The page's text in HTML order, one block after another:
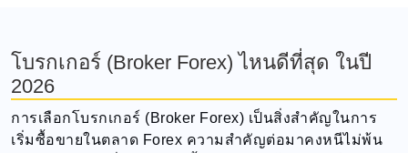
โบรกเกอร์ (Broker Forex) ไหนดีที่สุด ในปี
2026
การเลือกโบรกเกอร์ (Broker Forex) เป็นสิ่งสำคัญในการ
เริ่มซื้อขายในตลาด Forex ความสำคัญต่อมาคงหนีไม่พ้น